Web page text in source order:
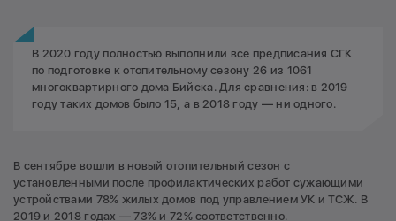
В 2020 году полностью выполнили все предписания СГК
по подготовке к отопительному сезону 26 из 1061
многоквартирного дома Бийска. Для сравнения: в 2019
году таких домов было 15, а в 2018 году — ни одного.
В сентябре вошли в новый отопительный сезон с
установленными после профилактических работ сужающими
устройствами 78% жилых домов под управлением УК и ТСЖ. В
2019 и 2018 годах — 73% и 72% соответственно.